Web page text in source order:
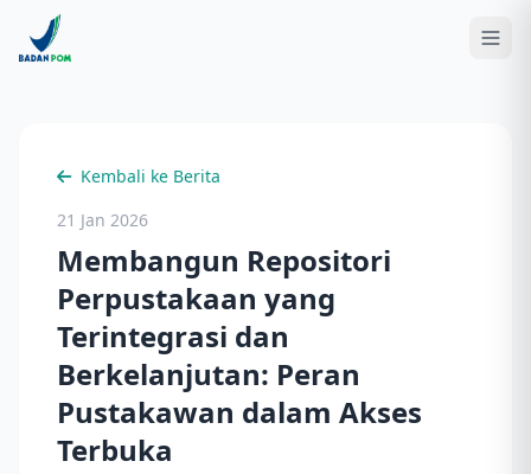
Kembali ke Berita
21 Jan 2026
Membangun Repositori
Perpustakaan yang
Terintegrasi dan
Berkelanjutan: Peran
Pustakawan dalam Akses
Terbuka